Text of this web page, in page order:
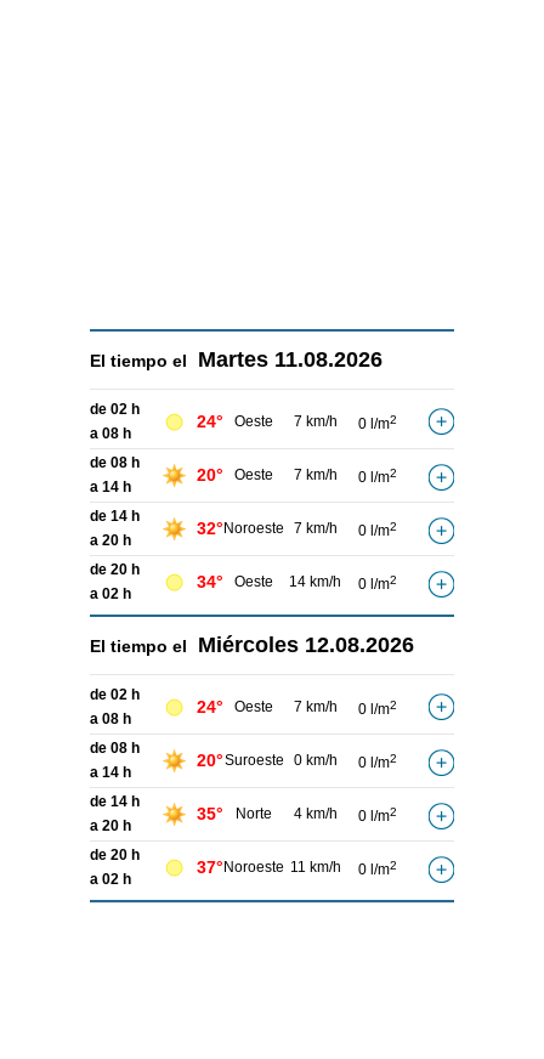
El tiempo el Martes 11.08.2026
de 02 h
a 08 h
24° Oeste 7 km/h 0 l/m2
de 08 h
a 14 h
20° Oeste 7 km/h 0 l/m2
de 14 h
a 20 h
32° Noroeste 7 km/h 0 l/m2
de 20 h
a 02 h
34° Oeste 14 km/h 0 l/m2
El tiempo el Miércoles 12.08.2026
de 02 h
a 08 h
24° Oeste 7 km/h 0 l/m2
de 08 h
a 14 h
20°Suroeste 0 km/h 0 l/m2
de 14 h
a 20 h
35° Norte 4 km/h 0 l/m2
de 20 h
a 02 h
37° Noroeste 11 km/h 0 l/m2